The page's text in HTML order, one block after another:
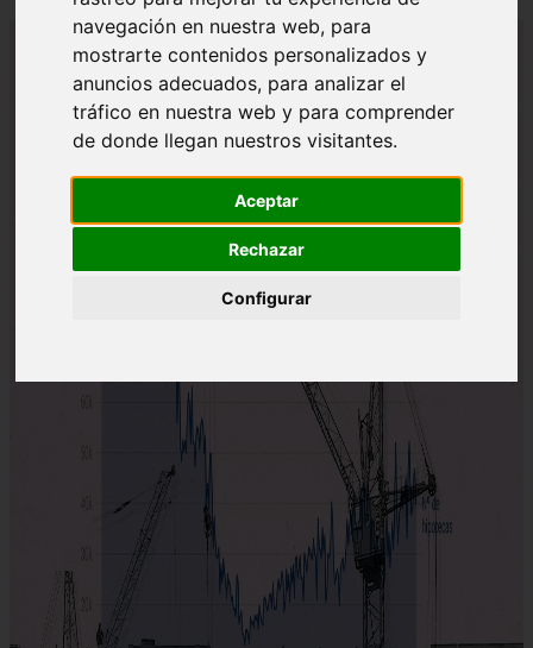
navegación en nuestra web, para
mostrarte contenidos personalizados y
anuncios adecuados, para analizar el
tráfico en nuestra web y para comprender
de donde llegan nuestros visitantes.
Aceptar
Rechazar
Configurar